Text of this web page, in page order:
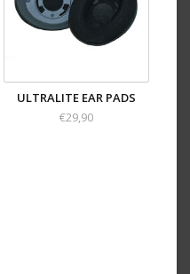
ULTRALITE EAR PADS
€29,90